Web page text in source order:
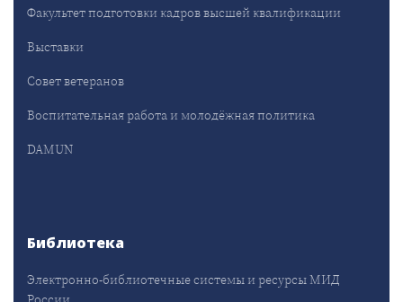
Факультет подготовки кадров высшей квалификации
Выставки
Совет ветеранов
Воспитательная работа и молодёжная политика
DAMUN
Библиотека
Электронно-библиотечные системы и ресурсы МИД